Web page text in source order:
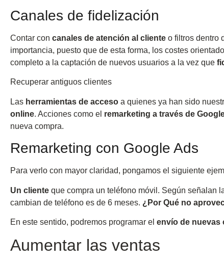
Canales de fidelización
Contar con canales de atención al cliente o filtros dentro
importancia, puesto que de esta forma, los costes
completo a la captación de nuevos usuarios a la vez que
Recuperar antiguos clientes
Las herramientas de acceso a quienes ya han sido
online. Acciones como el remarketing a través de
nueva compra.
Remarketing con Google Ads
Para verlo con mayor claridad, pongamos el siguiente
Un cliente que compra un teléfono móvil. Según señalan
cambian de teléfono es de 6 meses. ¿Por Qué no
En este sentido, podremos programar el envío de nuevas
Aumentar las ventas